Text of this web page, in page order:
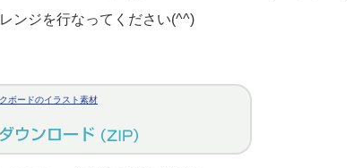
ンジを行なってください(^^)
ボードのイラスト素材